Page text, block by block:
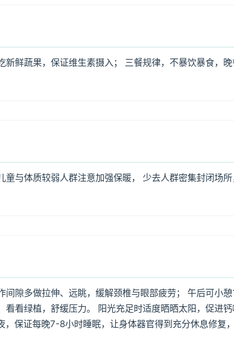
鲜蔬果，保证维生素摄入； 三餐规律，不暴饮暴食，
与体质较弱人群注意加强保暖， 少去人群密集封闭场
间隙多做拉伸、远眺，缓解颈椎与眼部疲劳； 午后可小
看绿植，舒缓压力。 阳光充足时适度晒晒太阳，促进
保证每晚7-8小时睡眠，让身体器官得到充分休息修复，